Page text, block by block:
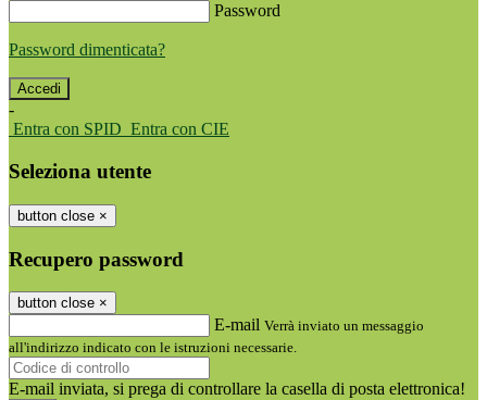
Password
Password dimenticata?
-
Entra con SPID Entra con CIE
Seleziona utente
button close ×
Recupero password
button close ×
E-mail Verrà inviato un messaggio
all'indirizzo indicato con le istruzioni necessarie.
E-mail inviata, si prega di controllare la casella di posta elettronica!